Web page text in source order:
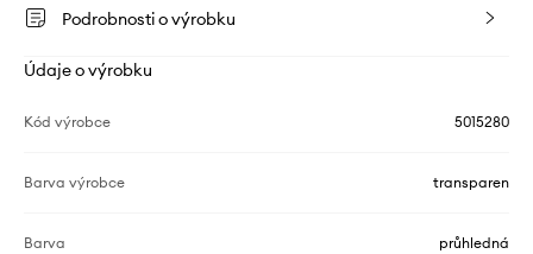
Podrobnosti o výrobku
Údaje o výrobku
Kód výrobce 5015280
Barva výrobce transparen
Barva průhledná